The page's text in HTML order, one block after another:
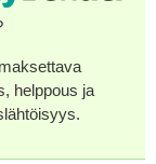
helppous ja